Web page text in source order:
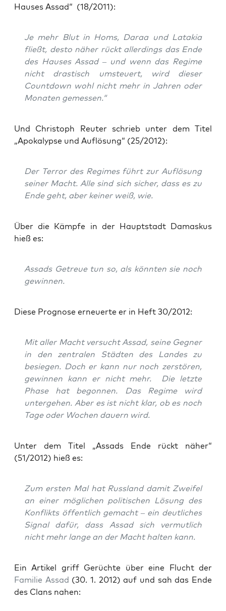
Hau­ses Assad“ (18/2011):
Je mehr Blut in Homs, Daraa und Lata­kia
fließt, des­to näher rückt aller­dings das Ende
des Hau­ses Assad – und wenn das Regime
nicht dras­tisch umsteu­ert, wird die­ser
Count­down wohl nicht mehr in Jah­ren oder
Mona­ten gemessen.“
Und Chris­toph Reu­ter schrieb unter dem Titel
„Apo­ka­lyp­se und Auf­lö­sung“ (25/2012):
Der Ter­ror des Regimes führt zur Auf­lö­sung
sei­ner Macht. Alle sind sich sicher, dass es zu
Ende geht, aber kei­ner weiß, wie.
Über die Kämp­fe in der Haupt­stadt Damas­kus
hieß es:
Assads Getreue tun so, als könn­ten sie noch
gewinnen.
Die­se Pro­gno­se erneu­er­te er in Heft 30/2012:
Mit aller Macht ver­sucht Assad, sei­ne Geg­ner
in den zen­tra­len Städ­ten des Lan­des zu
besie­gen. Doch er kann nur noch zer­stö­ren,
gewin­nen kann er nicht mehr. Die letz­te
Pha­se hat begon­nen. Das Regime wird
unter­ge­hen. Aber es ist nicht klar, ob es noch
Tage oder Wochen dau­ern wird.
Unter dem Titel „Assads Ende rückt näher“
(51/2012) hieß es:
Zum ers­ten Mal hat Russ­land damit Zwei­fel
an einer mög­li­chen poli­ti­schen Lösung des
Kon­flikts öffent­lich gemacht – ein deut­li­ches
Signal dafür, dass Assad sich ver­mut­lich
nicht mehr lan­ge an der Macht hal­ten kann.
Ein Arti­kel griff Gerüch­te über eine Flucht der
Fami­lie Assad (30. 1. 2012) auf und sah das Ende
des Clans nahen: